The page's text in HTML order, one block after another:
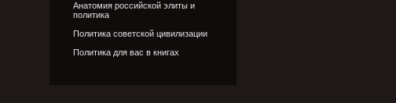
Анатомия российской элиты и
политика
Политика советской цивилизации
Политика для вас в книгах